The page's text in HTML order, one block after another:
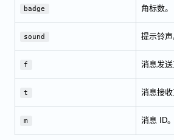
badge 角标数。
sound 提示铃声
f 消息发送
t 消息接收
m 消息 ID。